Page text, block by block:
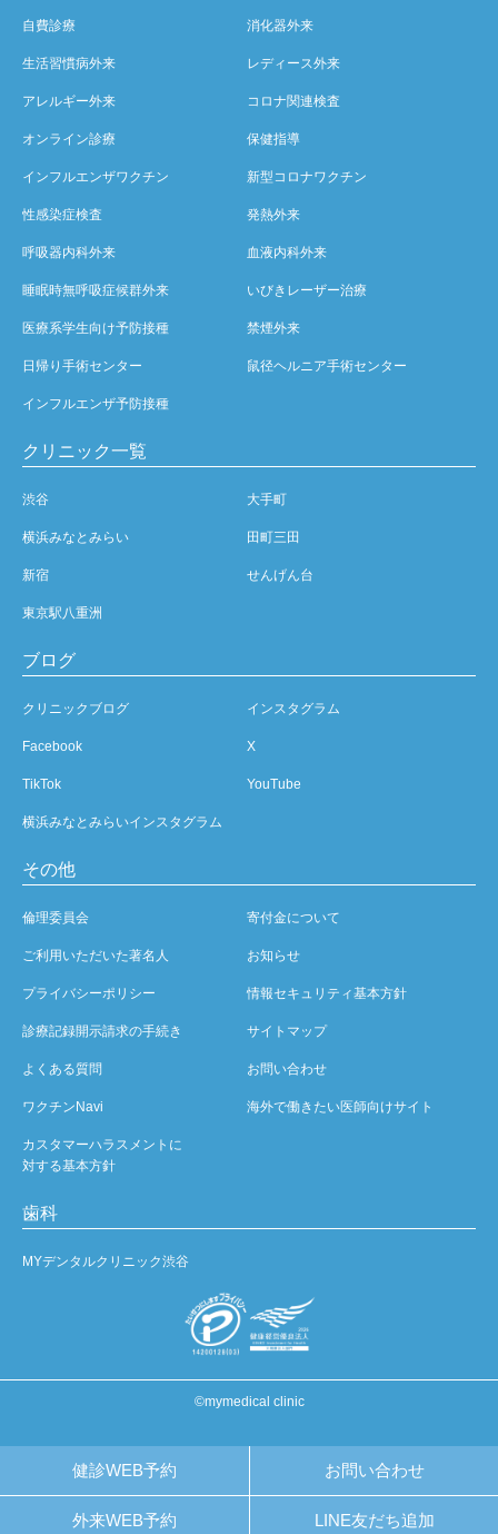
健診WEB予約 お問い合わせ
外来WEB予約 LINE友だち追加
自費診療 消化器外来
生活習慣病外来 レディース外来
アレルギー外来 コロナ関連検査
オンライン診療 保健指導
インフルエンザワクチン 新型コロナワクチン
性感染症検査 発熱外来
呼吸器内科外来 血液内科外来
睡眠時無呼吸症候群外来 いびきレーザー治療
医療系学生向け予防接種 禁煙外来
日帰り手術センター 鼠径ヘルニア手術センター
インフルエンザ予防接種
クリニック一覧
渋谷 大手町
横浜みなとみらい 田町三田
新宿 せんげん台
東京駅八重洲
ブログ
クリニックブログ インスタグラム
Facebook X
TikTok YouTube
横浜みなとみらいインスタグラム
その他
倫理委員会 寄付金について
ご利用いただいた著名人 お知らせ
プライバシーポリシー 情報セキュリティ基本方針
診療記録開示請求の手続き サイトマップ
よくある質問 お問い合わせ
ワクチンNavi 海外で働きたい医師向けサイト
カスタマーハラスメントに
対する基本方針
歯科
MYデンタルクリニック渋谷
©mymedical clinic